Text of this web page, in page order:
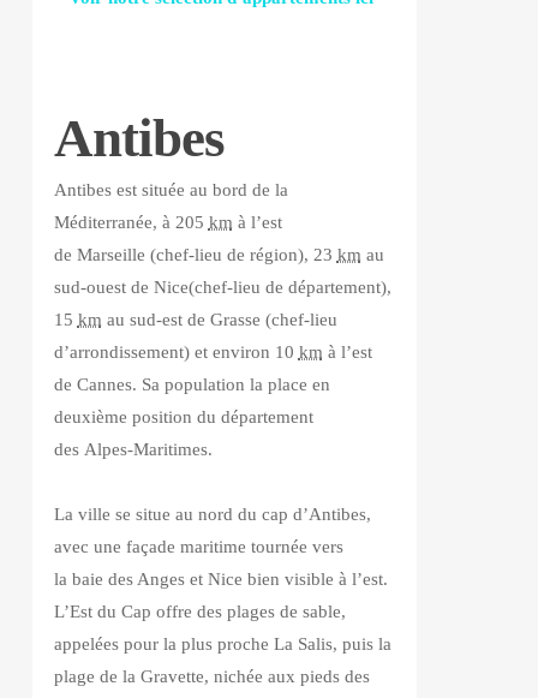
Antibes
Antibes est située au bord de la
Méditerranée, à 205 km à l’est
de Marseille (chef-lieu de région), 23 km au
sud-ouest de Nice(chef-lieu de département),
15 km au sud-est de Grasse (chef-lieu
d’arrondissement) et environ 10 km à l’est
de Cannes. Sa population la place en
deuxième position du département
des Alpes-Maritimes.
La ville se situe au nord du cap d’Antibes,
avec une façade maritime tournée vers
la baie des Anges et Nice bien visible à l’est.
L’Est du Cap offre des plages de sable,
appelées pour la plus proche La Salis, puis la
plage de la Gravette, nichée aux pieds des